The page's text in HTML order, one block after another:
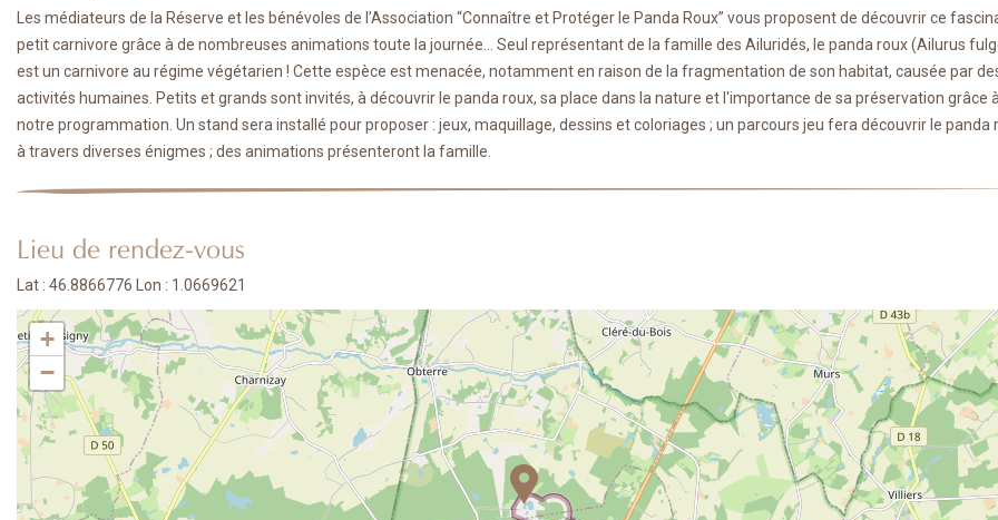
Les médiateurs de la Réserve et les bénévoles de l’Association “Connaître et Protéger le Panda Roux” vous proposent de découvrir ce
petit carnivore grâce à de nombreuses animations toute la journée... Seul représentant de la famille des Ailuridés, le panda roux (Ailurus
est un carnivore au régime végétarien ! Cette espèce est menacée, notamment en raison de la fragmentation de son habitat, causée par
activités humaines. Petits et grands sont invités, à découvrir le panda roux, sa place dans la nature et l'importance de sa préservation grâce à
notre programmation. Un stand sera installé pour proposer : jeux, maquillage, dessins et coloriages ; un parcours jeu fera découvrir le panda
à travers diverses énigmes ; des animations présenteront la famille.
Lieu de rendez-vous
Lat : 46.8866776 Lon : 1.0669621
+
−